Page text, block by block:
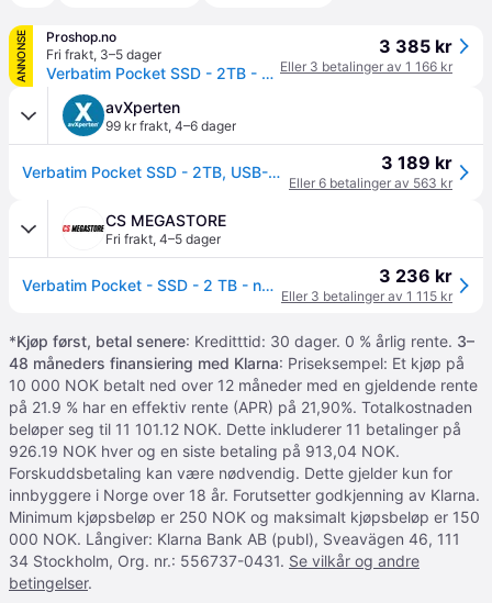
ANNONSE
Proshop.no
Fri frakt, 3–5 dager
Verbatim Pocket SSD - 2TB - USB 3.2 Gen 2 - Svart / Grå
3 385 kr
Eller 3 betalinger av 1 166 kr
avXperten
99 kr frakt, 4–6 dager
Verbatim Pocket SSD - 2TB, USB-C - Svart/Grå 3 189 kr
Eller 6 betalinger av 563 kr
CS MEGASTORE
Fri frakt, 4–5 dager
Verbatim Pocket - SSD - 2 TB - nøkkelring med kabelfestet - ekstern (bærbar) - M.2 - USB 3.2 Gen 2 (USB-C kontakt) - svart/grå 3 236 kr
Eller 3 betalinger av 1 115 kr
*Kjøp først, betal senere: Kreditttid: 30 dager. 0 % årlig rente. 3–
48 måneders finansiering med Klarna: Priseksempel: Et kjøp på
10 000 NOK betalt ned over 12 måneder med en gjeldende rente
på 21.9 % har en effektiv rente (APR) på 21,90%. Totalkostnaden
beløper seg til 11 101.12 NOK. Dette inkluderer 11 betalinger på
926.19 NOK hver og en siste betaling på 913,04 NOK.
Forskuddsbetaling kan være nødvendig. Dette gjelder kun for
innbyggere i Norge over 18 år. Forutsetter godkjenning av Klarna.
Minimum kjøpsbeløp er 250 NOK og maksimalt kjøpsbeløp er 150
000 NOK. Långiver: Klarna Bank AB (publ), Sveavägen 46, 111
34 Stockholm, Org. nr.: 556737-0431. Se vilkår og andre
betingelser.